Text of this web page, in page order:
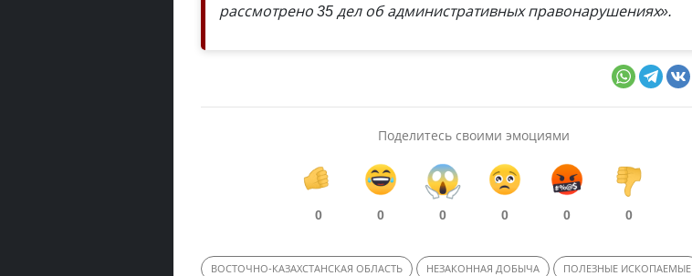
рассмотрено 35 дел об административных правонарушениях».
Поделитесь своими эмоциями
0 0 0 0 0 0
ВОСТОЧНО-КАЗАХСТАНСКАЯ ОБЛАСТЬ НЕЗАКОННАЯ ДОБЫЧА ПОЛЕЗНЫЕ ИСКОПАЕМЫЕ